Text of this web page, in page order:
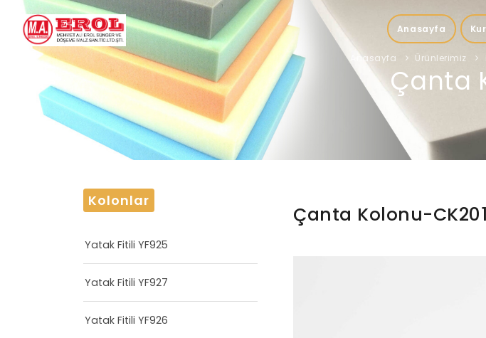
Anasayfa
Anasayfa Ürünlerimiz
Çanta
Çanta Kolonu-CK201
Kolonlar
Yatak Fitili YF925
Yatak Fitili YF927
Yatak Fitili YF926